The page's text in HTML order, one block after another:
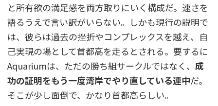
と所有欲の満足感を両方取りにいく構成だ。速さを
語るうえで言い訳がいらない。しかも現行の説明で
は、彼らは過去の挫折やコンプレックスを越え、自
己実現の場として首都高を走るとされる。要するに
Aquariumは、ただの勝ち組サークルではなく、 成
功の証明をもう一度湾岸でやり直している連中だ。
そこが少し面倒で、かなり首都高らしい。